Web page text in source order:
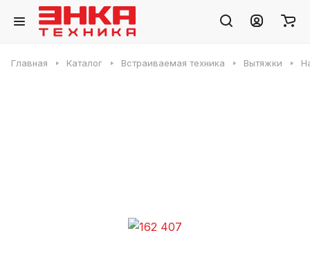
Главная Каталог Встраиваемая техника Вытяжки